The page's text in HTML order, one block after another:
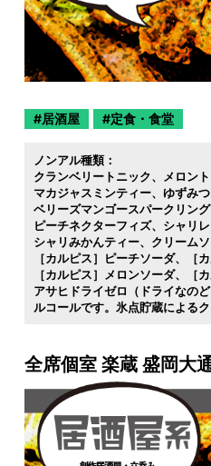
居酒屋 定食・食堂
ノンアル種類：
クランベリートニック
メロン
マカジャスミンティー
ゆずみ
ベリーズマンゴースパークリング
ピーチネクターフィズ
シャリ
シャリみかんティー
クリーム
［カルピス］ピーチソーダ
［
［カルピス］メロンソーダ
［
アサヒドライゼロ（ドライなの
ルコールです。氷点貯蔵による
全席個室 楽蔵 盛岡大